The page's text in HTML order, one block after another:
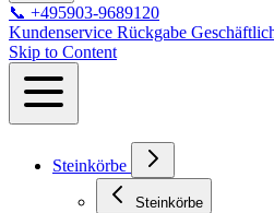
📞 +495903-9689120
Kundenservice Rückgabe
Skip to Content
Steinkörbe
Steinkörbe